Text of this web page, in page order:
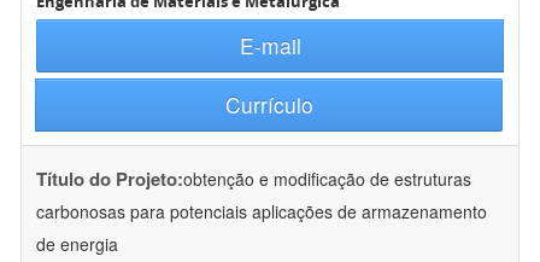
E-mail
Currículo
Título do Projeto:obtenção e modificação de estruturas
carbonosas para potenciais aplicações de armazenamento
de energia